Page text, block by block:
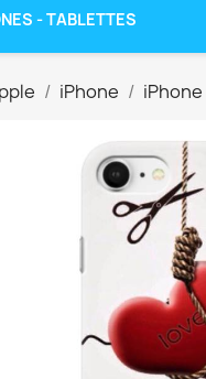
- TABLETTES
iPhone iPhone